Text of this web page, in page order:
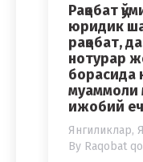
Рақобат
юридик
рақобат,
нотурар
борасида
муаммоли
ижобий
Янгиликлар,
By Raqobat